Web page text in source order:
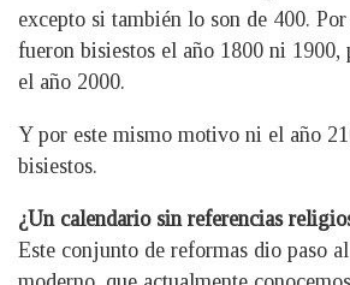
excepto si también lo son de 400.
fueron bisiestos el año 1800 ni
el año 2000.
Y por este mismo motivo ni el año
bisiestos.
¿Un calendario sin referencias
Este conjunto de reformas dio paso